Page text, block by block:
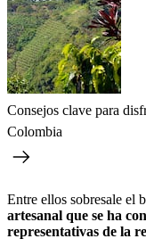
Consejos clave para
Colombia
Entre ellos sobresale el
artesanal que se ha
representativas de la